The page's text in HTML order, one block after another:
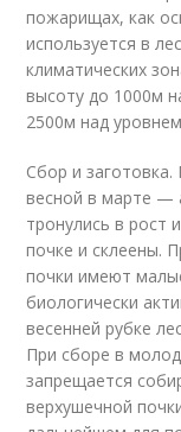
пожарищах, как
используется в
климатических
высоту до 1000м
2500м над
Сбор и
весной в марте —
тронулись в рост
почке и склеены.
почки имеют
биологически
весенней рубке
При сборе в
запрещается
верхушечной